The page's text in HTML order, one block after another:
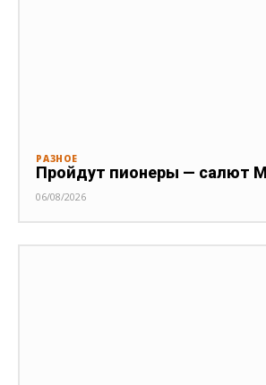
РАЗНОЕ
Пройдут пионеры — салют
06/08/2026